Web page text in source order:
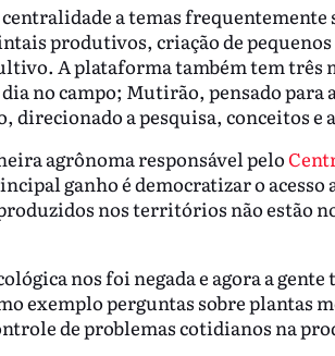
a temas frequentemente
produtivos, criação de
A plataforma também tem três
no campo; Mutirão, pensado para
direcionado a pesquisa, conceitos
agrônoma responsável pelo
ganho é democratizar o
nos territórios não estão
nos foi negada e agora a gente
exemplo perguntas sobre plantas
de problemas cotidianos na